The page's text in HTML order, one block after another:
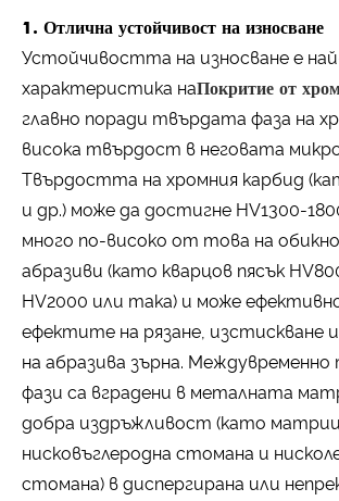
1. Отлична устойчивост на износване
Устойчивостта на износване е
характеристика наПокритие от
главно поради твърдата фаза на
висока твърдост в неговата
Твърдостта на хромния карбид
и др.) може да достигне HV1300-
много по-високо от това на
абразиви (като кварцов пясък
HV2000 или така) и може
ефектите на рязане, изстискване
на абразива зърна.
фази са вградени в металната
добра издръжливост (като
нисковъглеродна стомана и
стомана) в диспергирана или